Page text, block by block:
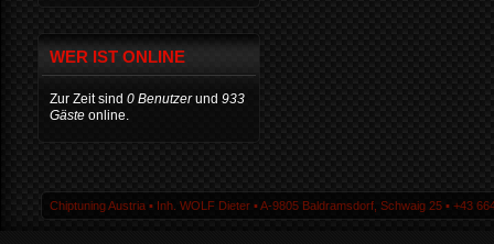
WER IST ONLINE
Zur Zeit sind 0 Benutzerund 933
Gäste online.
Chiptuning Austria ▪ Inh. WOLF Dieter ▪ A-9805 Baldramsdorf, Schwaig 25 ▪ +43